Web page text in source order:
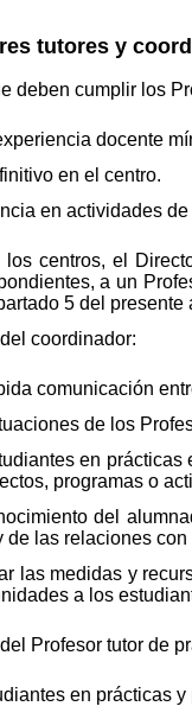
tutores y
deben cumplir los
docente
en el centro.
en actividades
centros, el
a un
5 del presente
coordinador:
comunicación
de los
en
programas o
del
las relaciones con
las medidas y
a los
Profesor tutor de
en prácticas